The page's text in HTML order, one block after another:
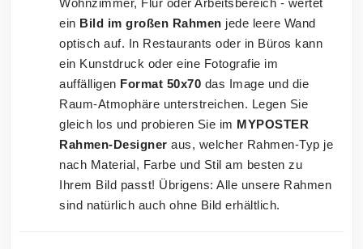
Wohnzimmer, Flur oder Arbeitsbereich - wertet
ein Bild im großen Rahmen jede leere Wand
optisch auf. In Restaurants oder in Büros kann
ein Kunstdruck oder eine Fotografie im
auffälligen Format 50x70 das Image und die
Raum-Atmophäre unterstreichen. Legen Sie
gleich los und probieren Sie im MYPOSTER
Rahmen-Designer aus, welcher Rahmen-Typ je
nach Material, Farbe und Stil am besten zu
Ihrem Bild passt! Übrigens: Alle unsere Rahmen
sind natürlich auch ohne Bild erhältlich.